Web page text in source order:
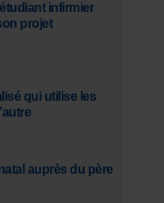
infirmier
projet
qui utilise les
auprès du père